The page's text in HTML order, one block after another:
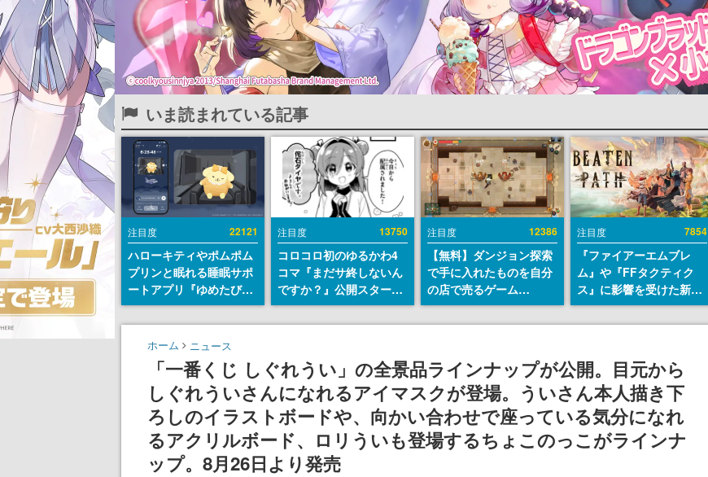
いま読まれている記事
注目度 22121
ハローキティやポムポム
プリンと眠れる睡眠サポ
ートアプリ『ゆめたび』
が配信中。キャラごとの
ASMRや目覚ましアラー
ムも搭載
注目度 13750
コロコロ初のゆるかわ4
コマ『まだサ終しないん
ですか？』公開スター
ト。主人公は新入社員の
侘石ダイヤ、ゲーム会社
する社員たちを描く
注目度 12386
【無料】ダンジョン探索
で手に入れたものを自分
の店で売るゲーム
『Moonlighter』が
Steamにて無料配布中！
の9月2日正式リリースを
記念したキャンペーン
注目度 7854
『ファイアーエムブレ
ム』や『FFタクティク
ス』に影響を受けた新作
戦略RPG『Beaten
Path』2027年に発売
PS5、Xbox、Switch向
けにリリース予定
ホーム ニュース
「一番くじ しぐれうい」の全景品ラインナップが公開。目元から
しぐれういさんになれるアイマスクが登場。ういさん本人描き下
ろしのイラストボードや、向かい合わせで座っている気分になれ
るアクリルボード、ロリういも登場するちょこのっこがラインナ
ップ。8月26日より発売